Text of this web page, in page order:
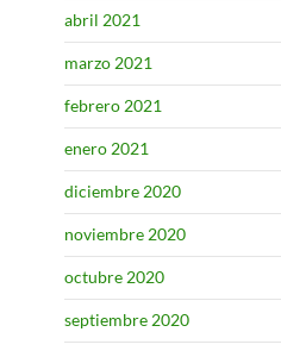
abril 2021
marzo 2021
febrero 2021
enero 2021
diciembre 2020
noviembre 2020
octubre 2020
septiembre 2020